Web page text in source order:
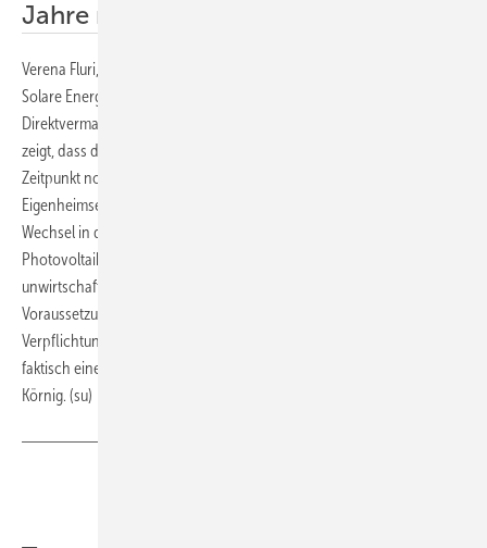
Jahre nicht vorhanden
Verena Fluri, Expertin für Energiewirtschaft am Fraunhofer-Institut für
Solare Energiesysteme (ISE), hat dazu eine Studie zur
Direktvermarktung von kleinen Solaranlagen erstellt. „Unsere Studie
zeigt, dass die Prozesse in der Direktvermarktung zum jetzigen
Zeitpunkt noch nicht reif für eine großskalige Nutzung im
Eigenheimsegment sind“, fasst sie die Ergebnisse zusammen. „Ein
Wechsel in die Direktvermarktung würde die Wirtschaftlichkeit von
Photovoltaikanlagen deutlich verschlechtern und viele neue Anlagen
unwirtschaftlich machen“, warnt sie. „Da die Schaffung dieser
Voraussetzungen noch mehrere Jahre benötigen wird, käme eine
Verpflichtung zur Direktvermarktung kleiner Photovoltaikanlagen
faktisch einem weitgehenden Ausbaustopp gleich“, kritisiert Carsten
Körnig. (su)